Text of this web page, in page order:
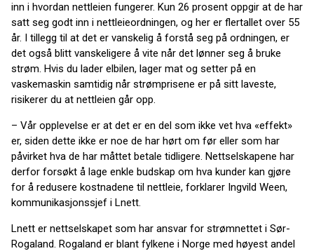
inn i hvordan nettleien fungerer. Kun 26 prosent oppgir at de har
satt seg godt inn i nettleieordningen, og her er flertallet over 55
år. I tillegg til at det er vanskelig å forstå seg på ordningen, er
det også blitt vanskeligere å vite når det lønner seg å bruke
strøm. Hvis du lader elbilen, lager mat og setter på en
vaskemaskin samtidig når strømprisene er på sitt laveste,
risikerer du at nettleien går opp.
– Vår opplevelse er at det er en del som ikke vet hva «effekt»
er, siden dette ikke er noe de har hørt om før eller som har
påvirket hva de har måttet betale tidligere. Nettselskapene har
derfor forsøkt å lage enkle budskap om hva kunder kan gjøre
for å redusere kostnadene til nettleie, forklarer Ingvild Ween,
kommunikasjonssjef i Lnett.
Lnett er nettselskapet som har ansvar for strømnettet i Sør-
Rogaland. Rogaland er blant fylkene i Norge med høyest andel